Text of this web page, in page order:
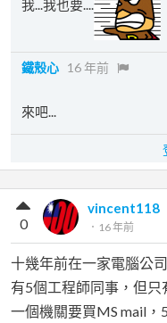
我...我也要....
鐵殼心 16 年前
來吧...
vincent118
． 16 年前
0
十幾年前在一家電腦公
有5個工程師同事，但
一個機關要買MS mail